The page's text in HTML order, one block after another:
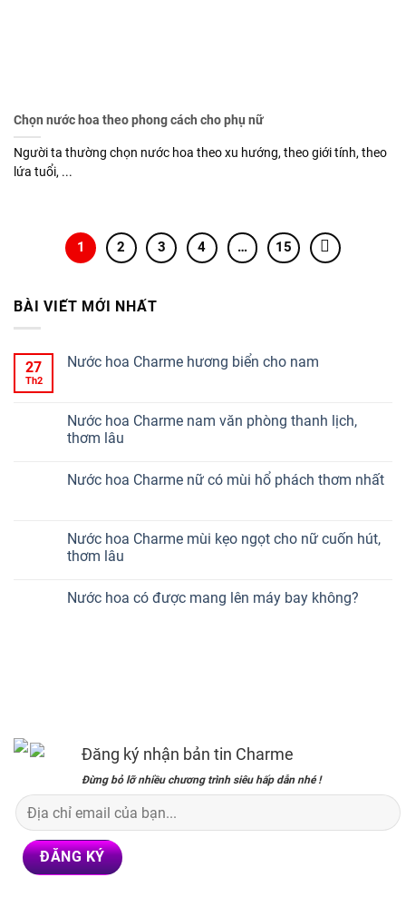
Chọn nước hoa theo phong cách cho phụ nữ
Người ta thường chọn nước hoa theo xu hướng, theo giới tính, theo
lứa tuổi, ...
1 2 3 4 … 15
BÀI VIẾT MỚI NHẤT
27
Th2
Nước hoa Charme hương biển cho nam
Nước hoa Charme nam văn phòng thanh lịch,
thơm lâu
Nước hoa Charme nữ có mùi hổ phách thơm nhất
Nước hoa Charme mùi kẹo ngọt cho nữ cuốn hút,
thơm lâu
Nước hoa có được mang lên máy bay không?
Đăng ký nhận bản tin Charme
Đừng bỏ lỡ nhiều chương trình siêu hấp dẫn nhé !